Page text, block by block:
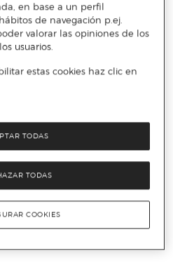
en base a un perfil
de navegación p.ej.
valorar las opiniones de los
usuarios.
estas cookies haz clic en
TODAS
TODAS
COOKIES